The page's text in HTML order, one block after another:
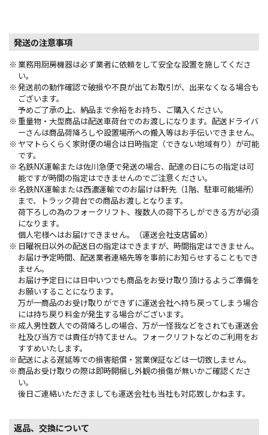
発送の注意事項
業務用厨房機器は必ず業者に依頼をして安全な設置を施してくださ
い。
発送前の動作確認で破損や不良が出てお取引が、出来なくなる場合も
ございます。
予めご了承の上、納品まで余裕をお持ち、ご購入ください。
重量物・大型商品は配送車荷台でのお渡しになります。配送ドライバ
ーさんは商品荷降ろしや設置場所への搬入等はお手伝いできません。
ヤマトらくらく家財便の場合は日時指定（できない地域有り）が可能
です。
名鉄NX運輸または佐川急便で発送の場合、配達の日にちの指定は可
能ですが時間の指定はできませんのでご注意ください。
名鉄NX運輸または西濃運輸でのお届けは軒先（1階、駐車可能場所）
まで、トラック荷台での商品お渡しとなります。
荷下ろしの為のフォークリフト、複数人の荷下ろしができる方が必須
になります。
個人宅様へはお届けできません。（運送会社支店留め）
日曜祝日以外の配送日の指定はできますが、時間指定はできません。
お届け予定時間、配送業者連絡先等を事前にお知らせすることもでき
ません。
お届け予定日には日中いつでも商品をお受け取り頂けるようご準備を
お願いすることになります。
万が一商品のお受け取りができずに運送会社へ持ち戻ってしまう場合
には持ち戻り料金が発生する場合がございます。
成人男性数人での荷降ろしの場合、万が一怪我などをされても運送会
社及び当方では責任が持てません。フォークリフトなどのご利用をお
すすめいたします。
配送による遅延等での損害賠償・営業保証などは一切致しません。
商品お受け取りの際は即時開梱し外観の損傷が無いかご確認くださ
い。
後日ご連絡いただきましても運送会社も当社も対応致しかねます。
返品、交換について